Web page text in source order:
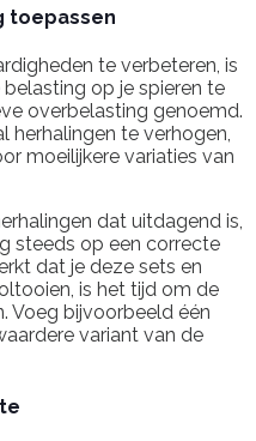
toepassen
te verbeteren, is
op je spieren te
overbelasting genoemd.
herhalingen te verhogen,
moeilijkere variaties van
dat uitdagend is,
steeds op een correcte
dat je deze sets en
is het tijd om de
Voeg bijvoorbeeld één
variant van de